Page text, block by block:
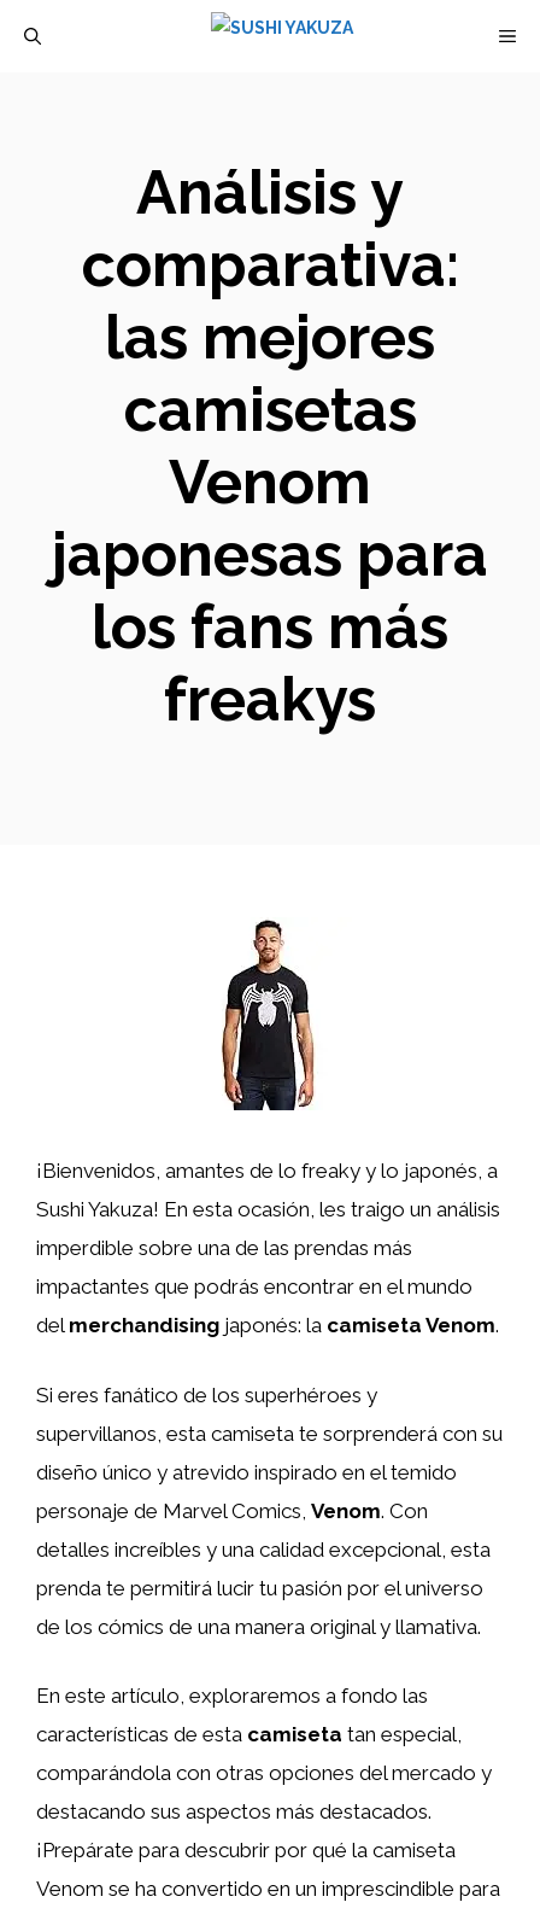
Análisis y
comparativa:
las mejores
camisetas
Venom
japonesas para
los fans más
freakys
¡Bienvenidos, amantes de lo freaky y lo japonés, a
Sushi Yakuza! En esta ocasión, les traigo un análisis
imperdible sobre una de las prendas más
impactantes que podrás encontrar en el mundo
del merchandising japonés: la camiseta Venom.
Si eres fanático de los superhéroes y
supervillanos, esta camiseta te sorprenderá con su
diseño único y atrevido inspirado en el temido
personaje de Marvel Comics, Venom. Con
detalles increíbles y una calidad excepcional, esta
prenda te permitirá lucir tu pasión por el universo
de los cómics de una manera original y llamativa.
En este artículo, exploraremos a fondo las
características de esta camiseta tan especial,
comparándola con otras opciones del mercado y
destacando sus aspectos más destacados.
¡Prepárate para descubrir por qué la camiseta
Venom se ha convertido en un imprescindible para